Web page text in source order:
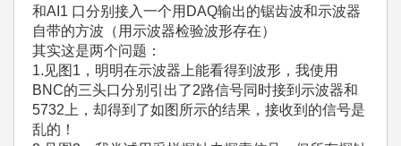
和AI1 口分别接入一个用DAQ输出的锯齿波和示波器
自带的方波（用示波器检验波形存在）
其实这是两个问题：
1.见图1，明明在示波器上能看得到波形，我使用
BNC的三头口分别引出了2路信号同时接到示波器和
5732上，却得到了如图所示的结果，接收到的信号是
乱的！